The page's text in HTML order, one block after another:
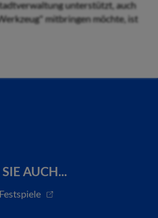
unterstützt, auch
mitbringen möchte, ist
AUCH...